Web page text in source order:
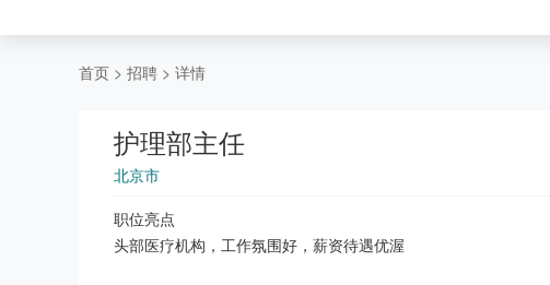
首页 > 招聘 > 详情
护理部主任
北京市
职位亮点
头部医疗机构，工作氛围好，薪资待遇优渥